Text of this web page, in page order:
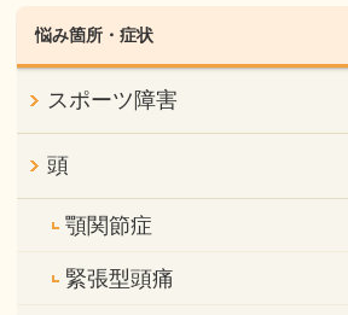
悩み箇所・症状
スポーツ障害
頭
顎関節症
緊張型頭痛